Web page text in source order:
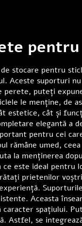
stocare pentru
Aceste suporturi
perete, puteți
le menține, de
cât și
elegantă a
pentru cei
rămâne umed,
la menținerea
este ideal
prietenilor
Aceasta
spațiului.
Astfel, se